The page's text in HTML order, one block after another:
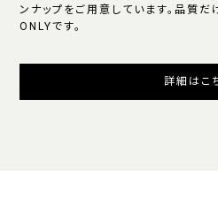
ンナップをご用意しています。品質
ONLYです。
詳細はこ